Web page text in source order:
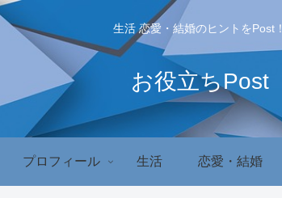
生活 恋愛・結婚のヒントをPost！
お役立ちPost
プロフィール 生活 恋愛・結婚